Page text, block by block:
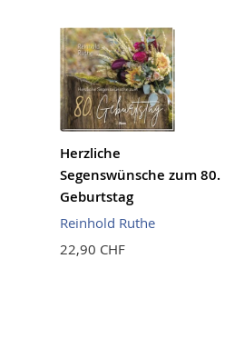
Herzliche
Segenswünsche zum 80.
Geburtstag
Reinhold Ruthe
22,90 CHF